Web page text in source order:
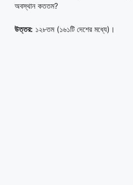
অবস্থান কততম?
উত্তর: ১২৮তম (১৬১টি দেশের মধ্যে)।